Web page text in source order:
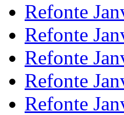
Refonte
Refonte
Refonte
Refonte
Refonte